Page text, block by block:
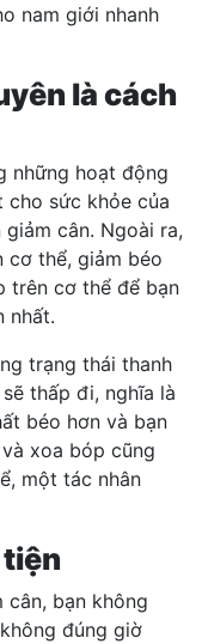
nam giới nhanh
là cách
những hoạt động
cho sức khỏe của
cân. Ngoài ra,
thể, giảm béo
trên cơ thể để bạn
nhất.
trạng thái thanh
thấp đi, nghĩa là
béo hơn và bạn
xoa bóp cũng
một tác nhân
tiện
cân, bạn không
đúng giờ